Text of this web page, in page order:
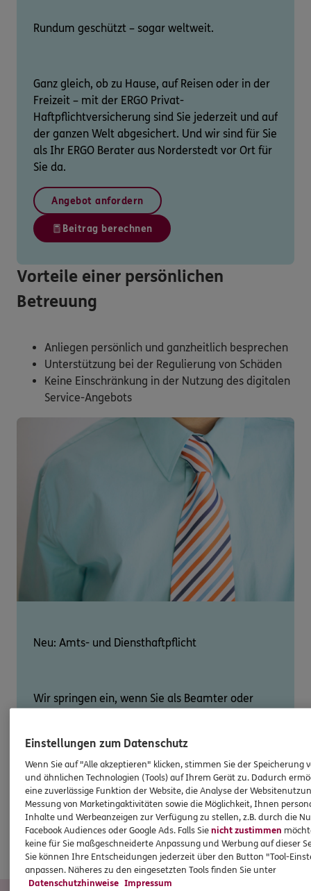
Rundum geschützt – sogar weltweit.
Ganz gleich, ob zu Hause, auf Reisen oder in der
Freizeit – mit der ERGO Privat-
Haftpflichtversicherung sind Sie jederzeit und auf
der ganzen Welt abgesichert. Und wir sind für Sie
als Ihr ERGO Berater aus Norderstedt vor Ort für
Sie da.
Angebot anfordern
Beitrag berechnen
Vorteile einer persönlichen
Betreuung
Anliegen persönlich und ganzheitlich besprechen
Unterstützung bei der Regulierung von Schäden
Keine Einschränkung in der Nutzung des digitalen
Service-Angebots
Neu: Amts- und Diensthaftpflicht
Wir springen ein, wenn Sie als Beamter oder
zufügen. Gilt auch für öffentliche/hoheitliche
Ehrenämter wie z. B. freiwillige Feuerwehr,
Bürgermeister, Laienrichter.
Broschüre downloaden
Angebot anfordern
UNSER TEAM
Einstellungen zum Datenschutz
Wenn Sie auf "Alle akzeptieren" klicken, stimmen Sie der Speicherung
und ähnlichen Technologien (Tools) auf Ihrem Gerät zu. Dadurch
eine zuverlässige Funktion der Website, die Analyse der
Messung von Marketingaktivitäten sowie die Möglichkeit, Ihnen
Inhalte und Werbeanzeigen zur Verfügung zu stellen, z.B. durch die
Facebook Audiences oder Google Ads. Falls Sienicht zustimmen
keine für Sie maßgeschneiderte Anpassung und Werbung auf dieser
Sie können Ihre Entscheidungen jederzeit über den Button "Tool-
anpassen. Näheres zu den eingesetzten Tools finden Sie unter
Datenschutzhinweise Impressum